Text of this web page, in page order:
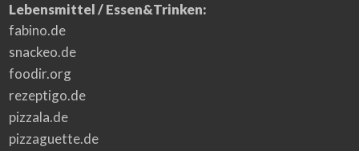
Lebensmittel / Essen&Trinken:
fabino.de
snackeo.de
foodir.org
rezeptigo.de
pizzala.de
pizzaguette.de